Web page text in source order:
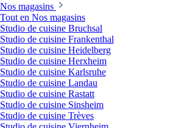
Nos magasins
Tout en Nos magasins
Studio de cuisine Bruchsal
Studio de cuisine Frankenthal
Studio de cuisine Heidelberg
Studio de cuisine Herxheim
Studio de cuisine Karlsruhe
Studio de cuisine Landau
Studio de cuisine Rastatt
Studio de cuisine Sinsheim
Studio de cuisine Trèves